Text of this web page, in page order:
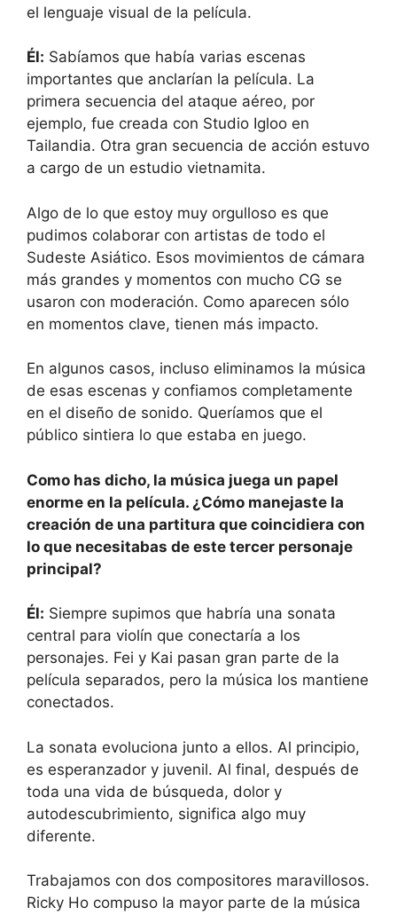
el lenguaje visual de la película.
Él: Sabíamos que había varias escenas
importantes que anclarían la película. La
primera secuencia del ataque aéreo, por
ejemplo, fue creada con Studio Igloo en
Tailandia. Otra gran secuencia de acción estuvo
a cargo de un estudio vietnamita.
Algo de lo que estoy muy orgulloso es que
pudimos colaborar con artistas de todo el
Sudeste Asiático. Esos movimientos de cámara
más grandes y momentos con mucho CG se
usaron con moderación. Como aparecen sólo
en momentos clave, tienen más impacto.
En algunos casos, incluso eliminamos la música
de esas escenas y confiamos completamente
en el diseño de sonido. Queríamos que el
público sintiera lo que estaba en juego.
Como has dicho, la música juega un papel
enorme en la película. ¿Cómo manejaste la
creación de una partitura que coincidiera con
lo que necesitabas de este tercer personaje
principal?
Él: Siempre supimos que habría una sonata
central para violín que conectaría a los
personajes. Fei y Kai pasan gran parte de la
película separados, pero la música los mantiene
conectados.
La sonata evoluciona junto a ellos. Al principio,
es esperanzador y juvenil. Al final, después de
toda una vida de búsqueda, dolor y
autodescubrimiento, significa algo muy
diferente.
Trabajamos con dos compositores maravillosos.
Ricky Ho compuso la mayor parte de la música